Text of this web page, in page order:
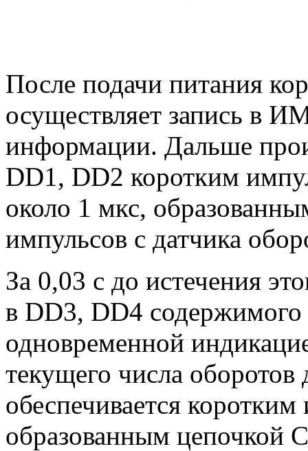
После подачи питания
осуществляет запись в
информации. Дальше
DD1, DD2 коротким
около 1 мкс,
импульсов с датчика
За 0,03 с до истечения
в DD3, DD4
одновременной
текущего числа оборотов
обеспечивается
образованным цепочкой